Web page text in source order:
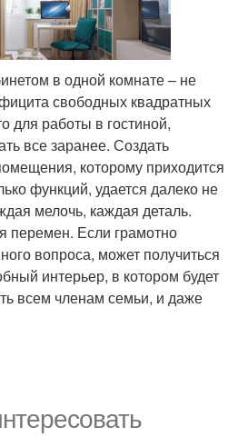
в одной комнате – не
свободных квадратных
для работы в гостиной,
все заранее. Создать
которому приходится
функций, удается далеко не
мелочь, каждая деталь.
перемен. Если грамотно
вопроса, может получиться
интерьер, в котором будет
всем членам семьи, и даже